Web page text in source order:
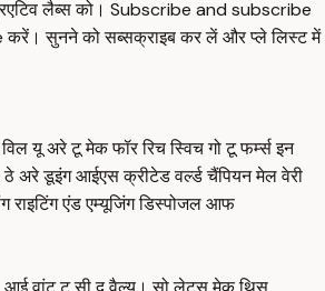
लैब्स को। Subscribe and subscribe
सुनने को सब्सक्राइब कर लें और प्ले लिस्ट में
यू अरे टू मेक फॉर रिच स्विच गो टू फर्म्स इन
अरे डूइंग आईएस क्रीटेड वर्ल्ड चैंपियन मेल वेरी
राइटिंग एंड एम्यूजिंग डिस्पोजल आफ